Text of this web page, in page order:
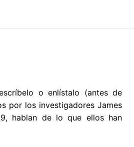
o enlístalo (antes de
por los investigadores James
hablan de lo que ellos han